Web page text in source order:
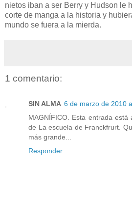
nietos iban a ser Berry y Hudson le
corte de manga a la historia y
mundo se fuera a la mierda.
1 comentario:
SIN ALMA 6 de marzo de 2010
MAGNÍFICO. Esta entrada
de La escuela de Franckfrurt.
más grande...
Responder